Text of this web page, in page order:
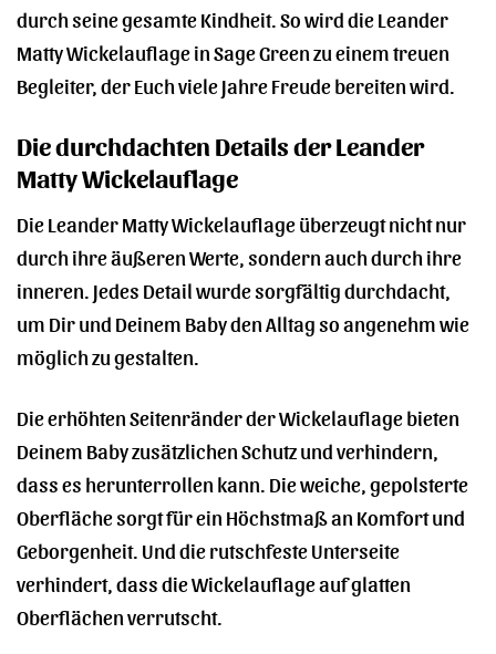
durch seine gesamte Kindheit. So wird die Leander
Matty Wickelauflage in Sage Green zu einem treuen
Begleiter, der Euch viele Jahre Freude bereiten wird.
Die durchdachten Details der Leander
Matty Wickelauflage
Die Leander Matty Wickelauflage überzeugt nicht nur
durch ihre äußeren Werte, sondern auch durch ihre
inneren. Jedes Detail wurde sorgfältig durchdacht,
um Dir und Deinem Baby den Alltag so angenehm wie
möglich zu gestalten.
Die erhöhten Seitenränder der Wickelauflage bieten
Deinem Baby zusätzlichen Schutz und verhindern,
dass es herunterrollen kann. Die weiche, gepolsterte
Oberfläche sorgt für ein Höchstmaß an Komfort und
Geborgenheit. Und die rutschfeste Unterseite
verhindert, dass die Wickelauflage auf glatten
Oberflächen verrutscht.